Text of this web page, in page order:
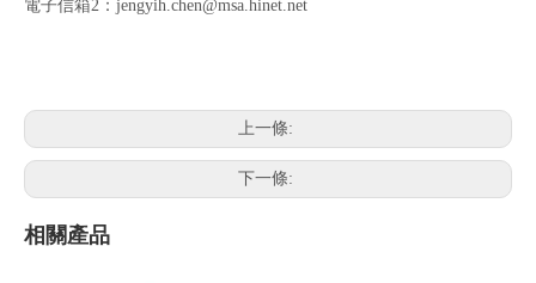
電子信箱2： jengyih.chen@msa.hinet.net
上一條:
下一條:
相關產品